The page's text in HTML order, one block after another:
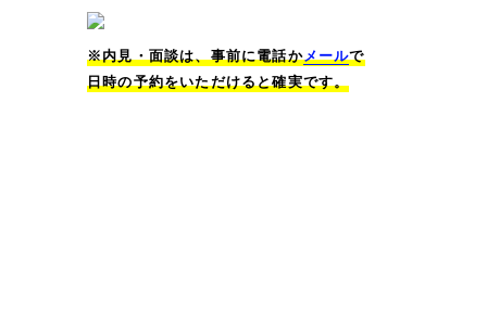
※内見・面談は、事前に電話かメールで
日時の予約をいただけると確実です。